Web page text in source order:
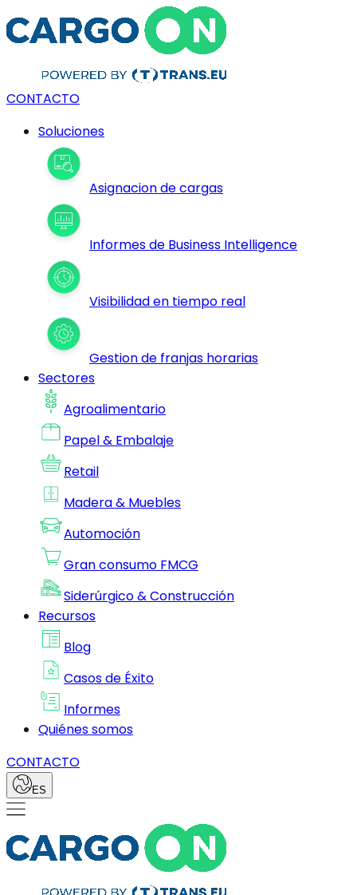
CONTACTO
Soluciones
Asignacion de cargas
Informes de Business Intelligence
Visibilidad en tiempo real
Gestion de franjas horarias
Sectores
Agroalimentario
Papel & Embalaje
Retail
Madera & Muebles
Automoción
Gran consumo FMCG
Siderúrgico & Construcción
Recursos
Blog
Casos de Éxito
Informes
Quiénes somos
CONTACTO
ES